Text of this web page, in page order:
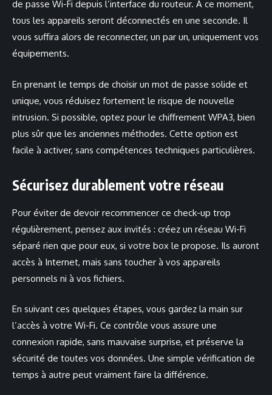
de passe Wi-Fi depuis l’interface du routeur. À ce moment,
tous les appareils seront déconnectés en une seconde. Il
vous suffira alors de reconnecter, un par un, uniquement vos
équipements.
En prenant le temps de choisir un mot de passe solide et
unique, vous réduisez fortement le risque de nouvelle
intrusion. Si possible, optez pour le chiffrement WPA3, bien
plus sûr que les anciennes méthodes. Cette option est
facile à activer, sans compétences techniques particulières.
Sécurisez durablement votre réseau
Pour éviter de devoir recommencer ce check-up trop
régulièrement, pensez aux invités : créez un réseau Wi-Fi
séparé rien que pour eux, si votre box le propose. Ils auront
accès à Internet, mais sans toucher à vos appareils
personnels ni à vos fichiers.
En suivant ces quelques étapes, vous gardez la main sur
l’accès à votre Wi-Fi. Ce contrôle vous assure une
connexion rapide, sans mauvaise surprise, et préserve la
sécurité de toutes vos données. Une simple vérification de
temps à autre peut vraiment faire la différence.